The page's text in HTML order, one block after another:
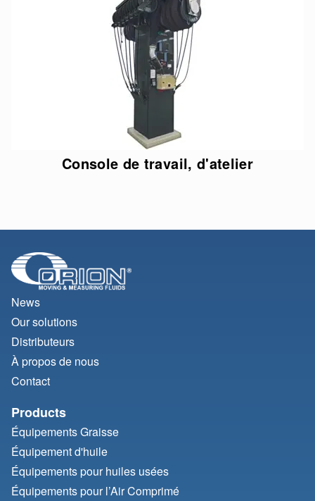
Console de travail, d'atelier
News
Our solutions
Distributeurs
À propos de nous
Contact
Products
Équipements Graisse
Équipement d'huile
Équipements pour huiles usées
Équipements pour l’Air Comprimé